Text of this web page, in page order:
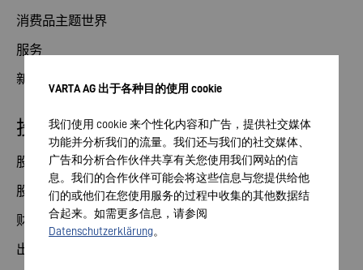
消费品主题世界
服务
新闻
投资者关系部
股票
股东大会
财务日历
出版物
VARTA AG 出于各种目的使用 cookie
我们使用 cookie 来个性化内容和广告，提供社交媒体
功能并分析我们的流量。我们还与我们的社交媒体、
广告和分析合作伙伴共享有关您使用我们网站的信
息。我们的合作伙伴可能会将这些信息与您提供给他
们的或他们在您使用服务的过程中收集的其他数据结
合起来。如需更多信息，请参阅
Datenschutzerklärung。